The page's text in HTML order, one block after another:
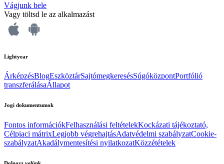
Vágjunk bele
Vagy töltsd le az alkalmazást
Lightyear
ÁrképzésBlogEszköztárSajtómegkeresésSúgóközpontPortfólió
transzferálásaÁllapot
Jogi dokumentumok
Fontos információkFelhasználási feltételekKockázati tájékoztató,
Célpiaci mátrixLegjobb végrehajtásAdatvédelmi szabályzatCookie-
szabályzatAkadálymentesítési nyilatkozatKözzétételek